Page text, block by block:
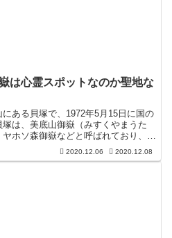
は心霊スポットなのか聖地な
ある貝塚で、1972年5月15日に国の
は、美底山御嶽（みすくやまうた
ホソ森御嶽などと呼ばれており、昔
美底山御嶽が、ノロの修...
2020.12.06 2020.12.08